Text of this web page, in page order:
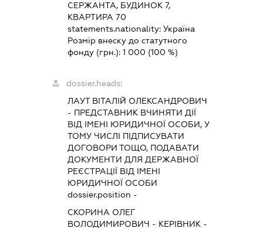
СЕРЖАНТА, БУДИНОК 7,
КВАРТИРА 70
statements.nationality:Україна
Розмір внеску до статутного
фонду (грн.):1 000 (100 %)
dossier.heads:
ЛАУТ ВІТАЛІЙ ОЛЕКСАНДРОВИЧ
- ПРЕДСТАВНИК ВЧИНЯТИ ДІЇ
ВІД ІМЕНІ ЮРИДИЧНОЇ ОСОБИ, У
ТОМУ ЧИСЛІ ПІДПИСУВАТИ
ДОГОВОРИ ТОЩО, ПОДАВАТИ
ДОКУМЕНТИ ДЛЯ ДЕРЖАВНОЇ
РЕЄСТРАЦІЇ ВІД ІМЕНІ
ЮРИДИЧНОЇ ОСОБИ
dossier.position -
СКОРИНА ОЛЕГ
ВОЛОДИМИРОВИЧ - КЕРІВНИК -